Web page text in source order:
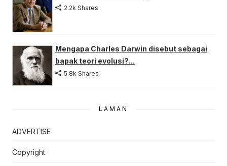
2.2k Shares
Mengapa Charles Darwin disebut sebagai
bapak teori evolusi?...
5.8k Shares
LAMAN
ADVERTISE
Copyright